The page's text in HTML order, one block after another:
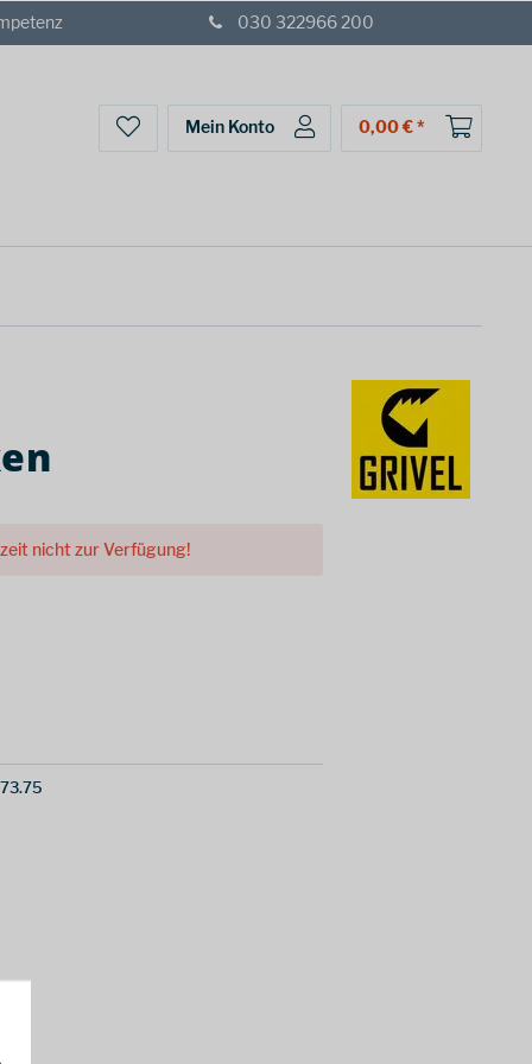
030 322966 200
Mein Konto 0,00 € *
nicht zur Verfügung!